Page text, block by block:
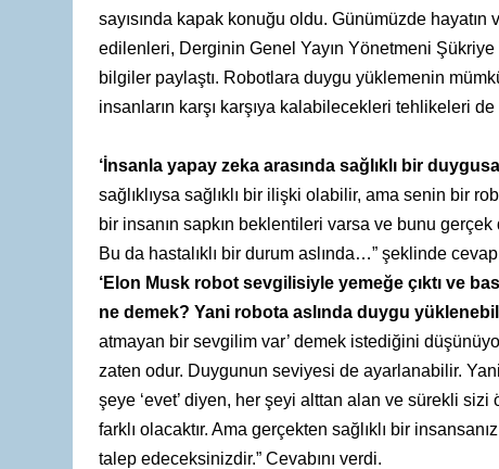
sayısında kapak konuğu oldu. Günümüzde
edilenleri, Derginin Genel Yayın Yönetmeni
bilgiler paylaştı. Robotlara duygu yüklemenin
insanların karşı karşıya kalabilecekleri tehlikeleri de
‘İnsanla yapay zeka arasında sağlıklı bir
sağlıklıysa sağlıklı bir ilişki olabilir, ama senin bir
bir insanın sapkın beklentileri varsa ve bunu
Bu da hastalıklı bir durum aslında…” şeklinde
‘Elon Musk robot sevgilisiyle yemeğe çıktı ve
ne demek? Yani robota aslında duygu
atmayan bir sevgilim var’ demek istediğini
zaten odur. Duygunun seviyesi de ayarlanabilir.
şeye ‘evet’ diyen, her şeyi alttan alan ve sürekli
farklı olacaktır. Ama gerçekten sağlıklı bir
talep edeceksinizdir.” Cevabını verdi.